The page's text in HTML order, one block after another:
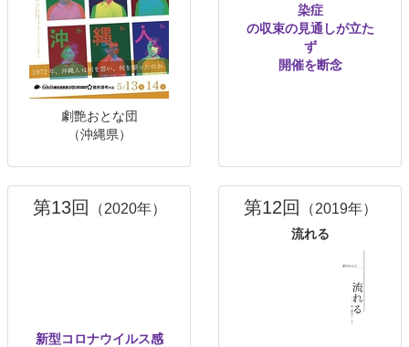
劇艶おとな団
（沖縄県）
染症
の収束の見通しが立た
ず
開催を断念
第13回 （2020年）
新型コロナウイルス感
第12回 （2019年）
流れる